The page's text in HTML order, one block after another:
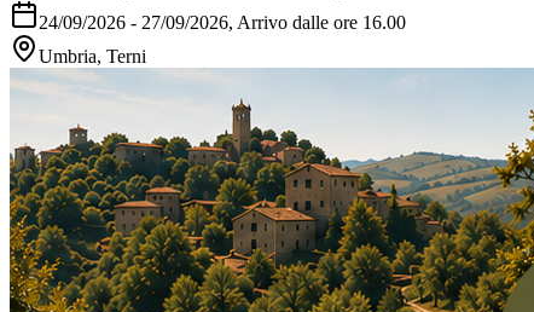
24/09/2026 - 27/09/2026, Arrivo dalle ore 16.00
Umbria, Terni